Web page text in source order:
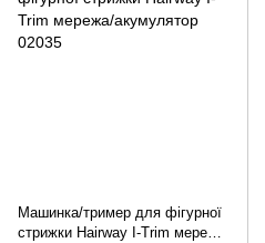
Машинка/тример для фігурної
стрижки Hairway I-Trim мережа/